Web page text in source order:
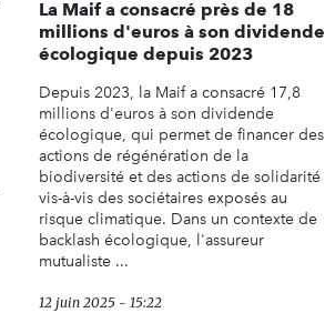
La Maif a consacré près de 18
millions d'euros à son dividende
écologique depuis 2023
Depuis 2023, la Maif a consacré 17,8
millions d'euros à son dividende
écologique, qui permet de financer des
actions de régénération de la
biodiversité et des actions de solidarité
vis-à-vis des sociétaires exposés au
risque climatique. Dans un contexte de
backlash écologique, l'assureur
mutualiste ...
12 juin 2025 - 15:22